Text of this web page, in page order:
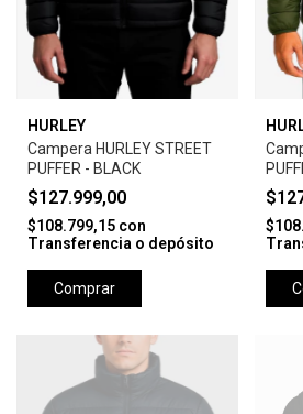
HURLEY
Campera HURLEY STREET
PUFFER - BLACK
$127.999,00
$108.799,15 con
Transferencia o depósito
Comprar